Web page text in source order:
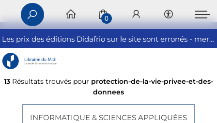
Les prix des éditions Didafrio sur le site sont erronés - merci de nous contacter
0
13 Résultats trouvés pour protection-de-la-vie-privee-et-des-
donnees
INFORMATIQUE & SCIENCES APPLIQUÉES